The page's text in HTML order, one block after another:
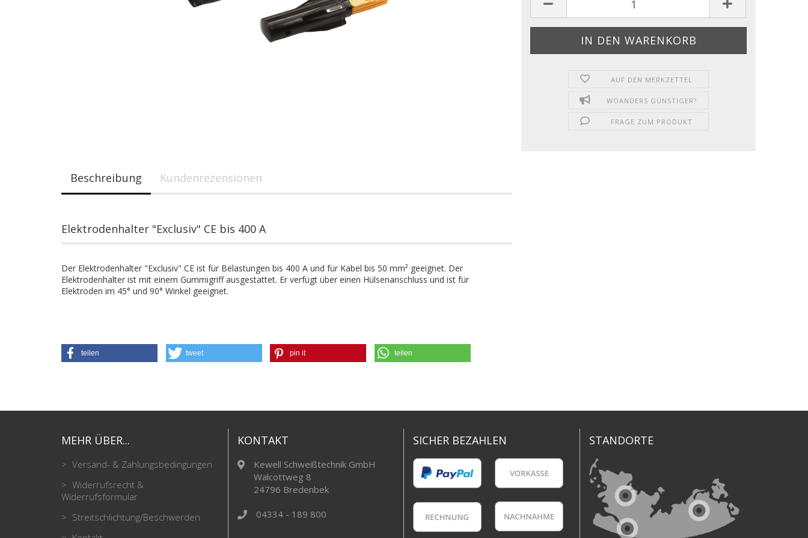
AUF DEN MERKZETTEL
WOANDERS GÜNSTIGER?
FRAGE ZUM PRODUKT
Beschreibung Kundenrezensionen
Elektrodenhalter "Exclusiv" CE bis 400 A
Der Elektrodenhalter "Exclusiv" CE ist für Belastungen bis 400 A und für Kabel bis 50 mm² geeignet. Der
Elektrodenhalter ist mit einem Gummigriff ausgestattet. Er verfügt über einen Hülsenanschluss und ist für
Elektroden im 45° und 90° Winkel geeignet.
teilen tweet pin it teilen
MEHR ÜBER...
Versand- & Zahlungsbedingungen
Widerrufsrecht &
Widerrufsformular
Streitschlichtung/Beschwerden
KONTAKT
Kewell Schweißtechnik GmbH
Walcottweg 8
24796 Bredenbek
04334 - 189 800
SICHER BEZAHLEN STANDORTE